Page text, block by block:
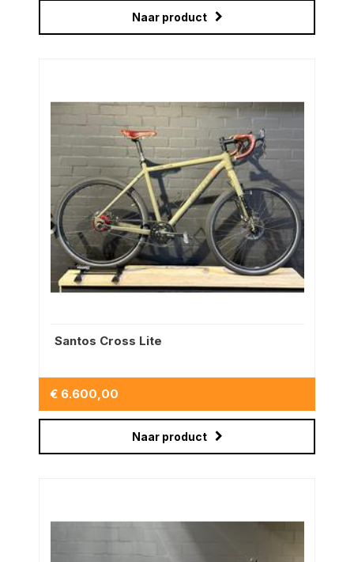
Naar product
Santos Cross Lite
€ 6.600,00
Naar product